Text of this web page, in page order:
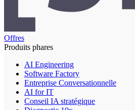
Offres
Produits phares
AI Engineering
Software Factory
Entreprise Conversationnelle
AI for IT
Conseil IA stratégique